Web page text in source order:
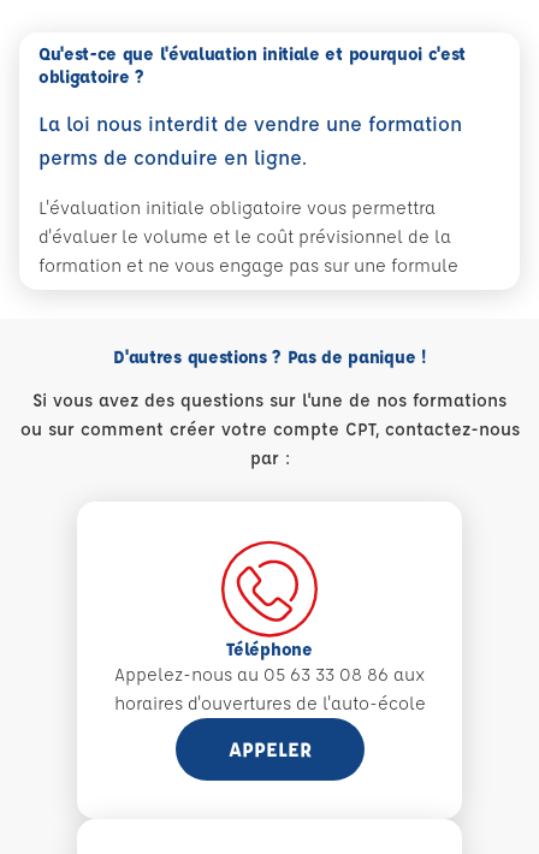
Qu'est-ce que l'évaluation initiale et pourquoi c'est
obligatoire ?
La loi nous interdit de vendre une formation
perms de conduire en ligne.
L'évaluation initiale obligatoire vous permettra
d'évaluer le volume et le coût prévisionnel de la
formation et ne vous engage pas sur une formule
D'autres questions ? Pas de panique !
Si vous avez des questions sur l'une de nos formations
ou sur comment créer votre compte CPT, contactez-nous
par :
Téléphone
Appelez-nous au 05 63 33 08 86 aux
horaires d'ouvertures de l'auto-école
APPELER